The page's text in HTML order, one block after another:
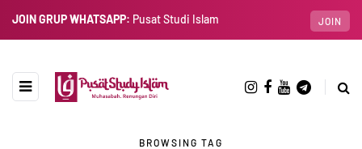
JOIN GRUP WHATSAPP: Pusat Studi Islam JOIN
BROWSING TAG